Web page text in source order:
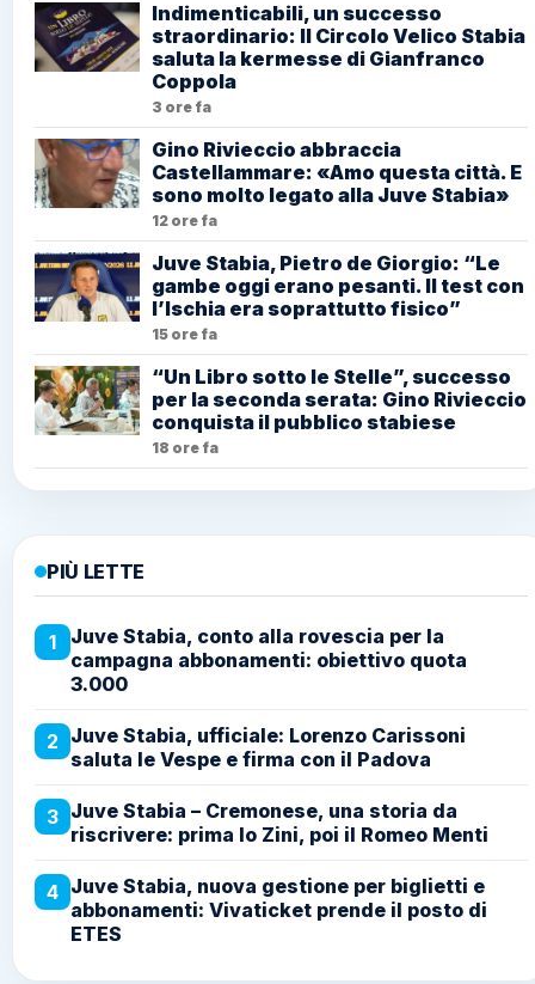
Indimenticabili, un successo
straordinario: Il Circolo Velico Stabia
saluta la kermesse di Gianfranco
Coppola
3 ore fa
Gino Rivieccio abbraccia
Castellammare: «Amo questa città. E
sono molto legato alla Juve Stabia»
12 ore fa
Juve Stabia, Pietro de Giorgio: “Le
gambe oggi erano pesanti. Il test con
l’Ischia era soprattutto fisico”
15 ore fa
“Un Libro sotto le Stelle”, successo
per la seconda serata: Gino Rivieccio
conquista il pubblico stabiese
18 ore fa
PIÙ LETTE
1
Juve Stabia, conto alla rovescia per la
campagna abbonamenti: obiettivo quota
3.000
2 Juve Stabia, ufficiale: Lorenzo Carissoni
saluta le Vespe e firma con il Padova
3 Juve Stabia – Cremonese, una storia da
riscrivere: prima lo Zini, poi il Romeo Menti
4 Juve Stabia, nuova gestione per biglietti e
abbonamenti: Vivaticket prende il posto di
ETES